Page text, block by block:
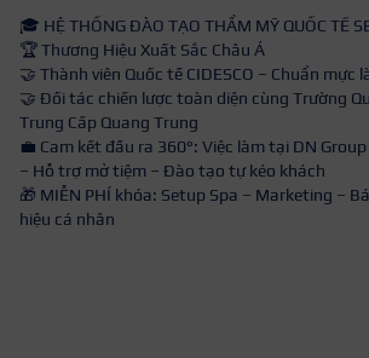
🎓 HỆ THỐNG ĐÀO TẠO THẨM MỸ QUỐC TẾ
🏆 Thương Hiệu Xuất Sắc Châu Á
🤝 Thành viên Quốc tế CIDESCO – Chuẩn mực
🤝 Đối tác chiến lược toàn diện cùng Trường
Trung Cấp Quang Trung
💼 Cam kết đầu ra 360°: Việc làm tại DN
– Hỗ trợ mở tiệm – Đào tạo tự kéo khách
🎁 MIỄN PHÍ khóa: Setup Spa – Marketing –
hiệu cá nhân